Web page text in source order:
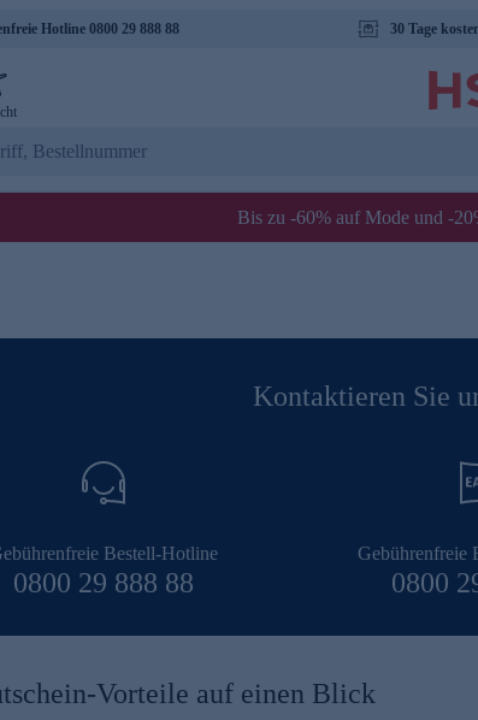
Hotline 0800 29 888 88 30 Tage
Bis zu -60% auf Mode und -
Kontaktieren Sie
Bestell-Hotline
0800 29 888 88
Gebührenfreie
0800
Vorteile auf einen Blick